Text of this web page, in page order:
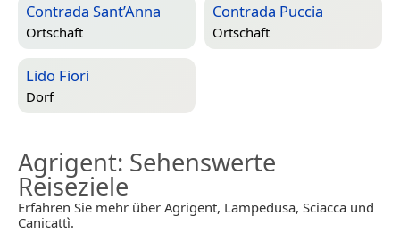
Contrada Sant’Anna
Ortschaft
Contrada Puccia
Ortschaft
Lido Fiori
Dorf
Agrigent: Sehenswerte
Reiseziele
Erfahren Sie mehr über Agrigent, Lampedusa, Sciacca und
Canicattì.